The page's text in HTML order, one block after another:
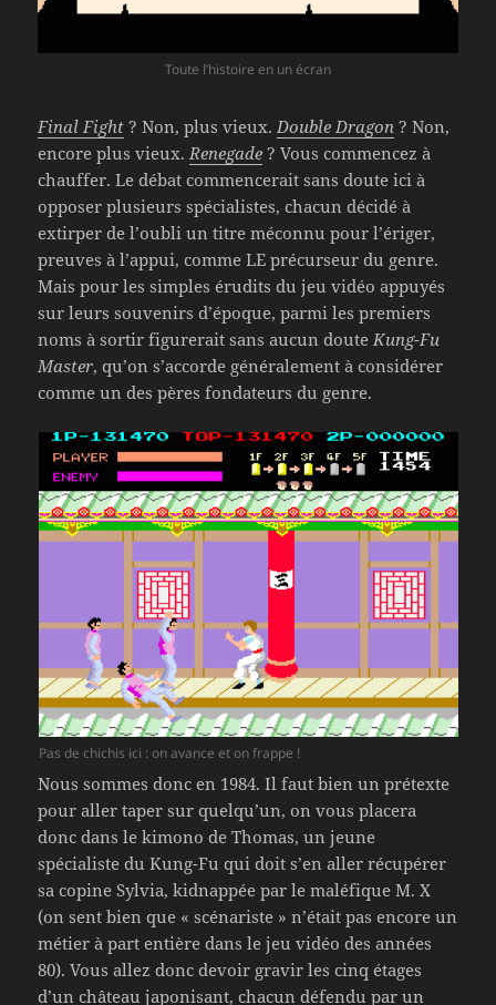
Toute l’histoire en un écran
Final Fight ? Non, plus vieux. Double Dragon ? Non,
encore plus vieux. Renegade ? Vous commencez à
chauffer. Le débat commencerait sans doute ici à
opposer plusieurs spécialistes, chacun décidé à
extirper de l’oubli un titre méconnu pour l’ériger,
preuves à l’appui, comme LE précurseur du genre.
Mais pour les simples érudits du jeu vidéo appuyés
sur leurs souvenirs d’époque, parmi les premiers
noms à sortir figurerait sans aucun doute Kung-Fu
Master, qu’on s’accorde généralement à considérer
comme un des pères fondateurs du genre.
Pas de chichis ici : on avance et on frappe !
Nous sommes donc en 1984. Il faut bien un prétexte
pour aller taper sur quelqu’un, on vous placera
donc dans le kimono de Thomas, un jeune
spécialiste du Kung-Fu qui doit s’en aller récupérer
sa copine Sylvia, kidnappée par le maléfique M. X
(on sent bien que « scénariste » n’était pas encore un
métier à part entière dans le jeu vidéo des années
80). Vous allez donc devoir gravir les cinq étages
d’un château japonisant, chacun défendu par un